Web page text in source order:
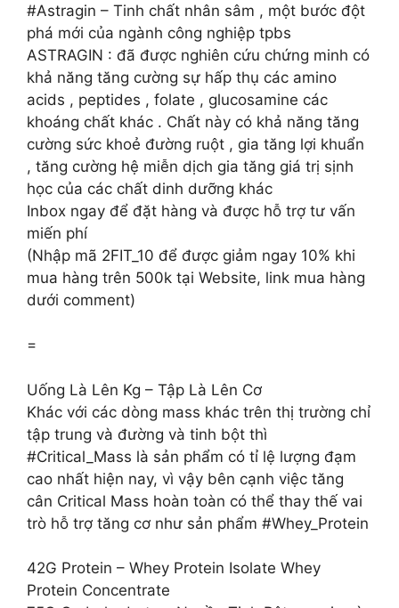
#Astragin – Tinh chất nhân sâm , một bước đột
phá mới của ngành công nghiệp tpbs
ASTRAGIN : đã được nghiên cứu chứng minh có
khả năng tăng cường sự hấp thụ các amino
acids , peptides , folate , glucosamine các
khoáng chất khác . Chất này có khả năng tăng
cường sức khoẻ đường ruột , gia tăng lợi khuẩn
, tăng cường hệ miễn dịch gia tăng giá trị sịnh
học của các chất dinh dưỡng khác
Inbox ngay để đặt hàng và được hỗ trợ tư vấn
miến phí
(Nhập mã 2FIT_10 để được giảm ngay 10% khi
mua hàng trên 500k tại Website, link mua hàng
dưới comment)
=
Uống Là Lên Kg – Tập Là Lên Cơ
Khác với các dòng mass khác trên thị trường chỉ
tập trung và đường và tinh bột thì
#Critical_Mass là sản phẩm có tỉ lệ lượng đạm
cao nhất hiện nay, vì vậy bên cạnh việc tăng
cân Critical Mass hoàn toàn có thể thay thế vai
trò hỗ trợ tăng cơ như sản phẩm #Whey_Protein
42G Protein – Whey Protein Isolate Whey
Protein Concentrate